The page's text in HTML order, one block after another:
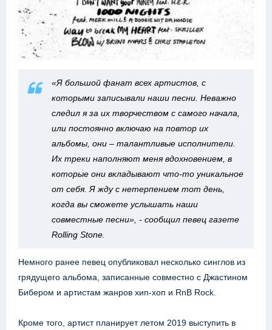
«Я большой фанат всех артистов, с
которыми записывали наши песни. Неважно
следил я за их творчеством с самого начала,
или постоянно включаю на повтор их
альбомы, они – талантливые исполнители.
Их треки наполняют меня вдохновением, в
которые они вкладывают что-то уникальное
от себя. Я жду с нетерпением тот день,
когда вы сможете услышать наши
совместные песни», - сообщил певец газете
Rolling Stone.
Немного ранее певец опубликовал несколько синглов из
грядущего альбома, записанные совместно с Джастином
Бибером и артистам жанров хип-хоп и RnB Rock.
Кроме того, артист планирует летом 2019 выступить в